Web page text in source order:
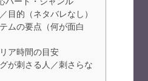
目的（ネタバレなし）
ムの要点（何が面白
ア時間の目安
が刺さる人／刺さらな